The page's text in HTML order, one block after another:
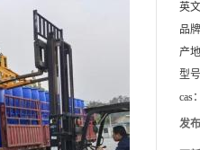
英
品
产
型
cas
发